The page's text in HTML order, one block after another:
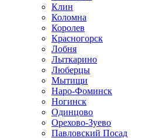
Клин
Коломна
Королев
Красногорск
Лобня
Лыткарино
Люберцы
Мытищи
Наро-Фоминск
Ногинск
Одинцово
Орехово-Зуево
Павловский Посад